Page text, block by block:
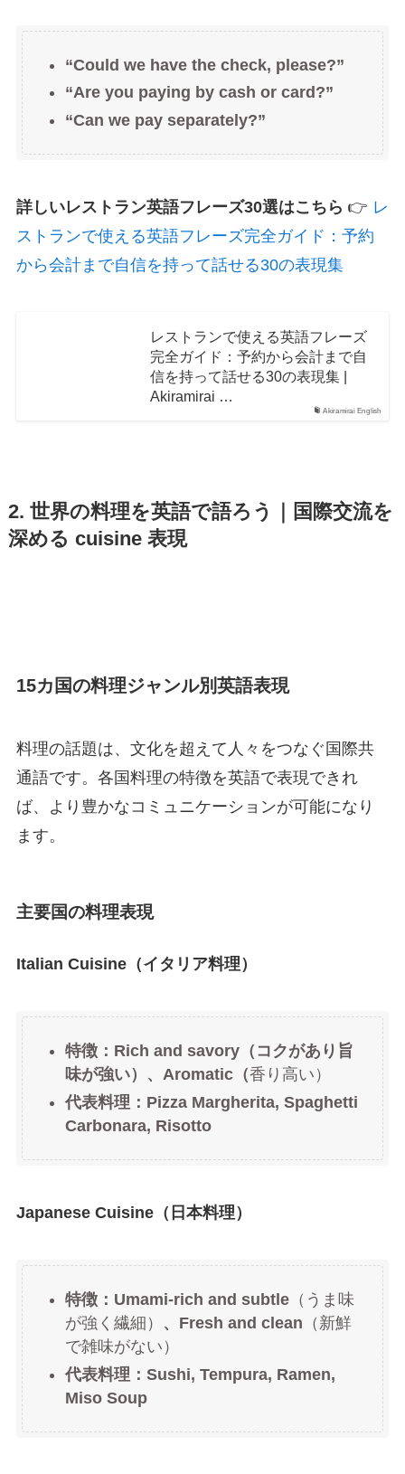
“Could we have the check, please?”
“Are you paying by cash or card?”
“Can we pay separately?”
詳しいレストラン英語フレーズ30選はこちら 👉 レ
ストランで使える英語フレーズ完全ガイド：予約
から会計まで自信を持って話せる30の表現集
Akiramirai English
レストランで使える英語フレーズ
完全ガイド：予約から会計まで自
信を持って話せる30の表現集 |
Akiramirai …
2. 世界の料理を英語で語ろう｜国際交流を
深める cuisine 表現
15カ国の料理ジャンル別英語表現
料理の話題は、文化を超えて人々をつなぐ国際共
通語です。各国料理の特徴を英語で表現できれ
ば、より豊かなコミュニケーションが可能になり
ます。
主要国の料理表現
Italian Cuisine（イタリア料理）
特徴：Rich and savory（コクがあり旨
味が強い）、Aromatic（香り高い）
代表料理：Pizza Margherita, Spaghetti
Carbonara, Risotto
Japanese Cuisine（日本料理）
特徴：Umami-rich and subtle（うま味
が強く繊細）
、Fresh and clean （新鮮
で雑味がない）
代表料理：Sushi, Tempura, Ramen,
Miso Soup